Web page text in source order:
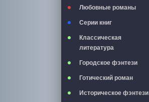
Любовные романы
Серии книг
Классическая
литература
Городское фэнтези
Готический роман
Историческое фэнтези